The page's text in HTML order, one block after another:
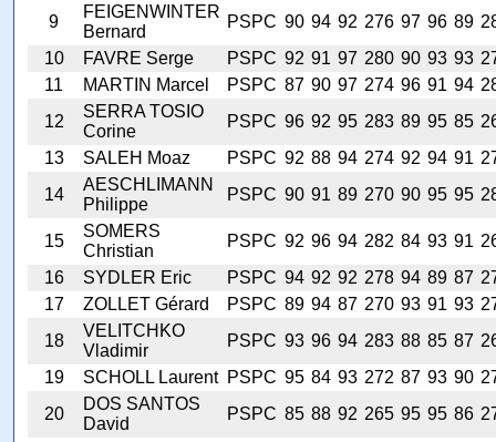
9
FEIGENWINTER
Bernard
PSPC 90 94 92 276 97 96 89
10
FAVRE Serge PSPC 92 91 97 280 90 93 93
11
MARTIN Marcel PSPC 87 90 97 274 96 91 94
12
SERRA TOSIO
Corine
PSPC 96 92 95 283 89 95 85
13
SALEH Moaz PSPC 92 88 94 274 92 94 91
14
AESCHLIMANN
Philippe
PSPC 90 91 89 270 90 95 95
15
SOMERS
Christian
PSPC 92 96 94 282 84 93 91
16
SYDLER Eric PSPC 94 92 92 278 94 89 87
17
ZOLLET Gérard PSPC 89 94 87 270 93 91 93
18
VELITCHKO
Vladimir
PSPC 93 96 94 283 88 85 87
19
SCHOLL Laurent PSPC 95 84 93 272 87 93 90
20
DOS SANTOS
David
PSPC 85 88 92 265 95 95 86